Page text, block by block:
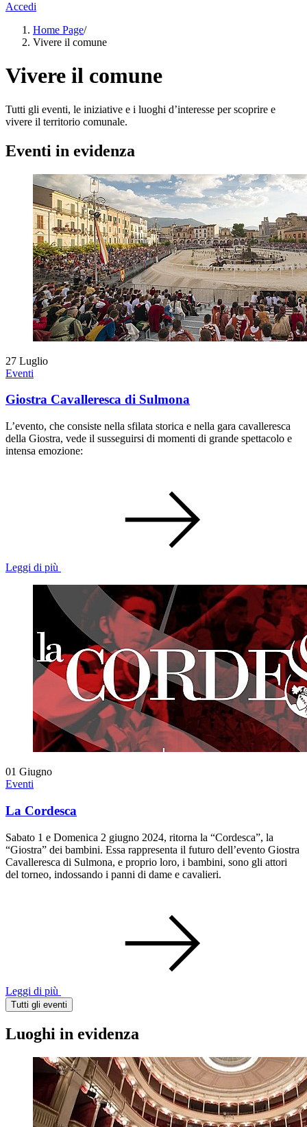
Accedi
Home Page/
Vivere il comune
Vivere il comune
Tutti gli eventi, le iniziative e i luoghi d’interesse per scoprire e
vivere il territorio comunale.
Eventi in evidenza
27 Luglio
Eventi
Giostra Cavalleresca di Sulmona
L’evento, che consiste nella sfilata storica e nella gara cavalleresca
della Giostra, vede il susseguirsi di momenti di grande spettacolo e
intensa emozione:
Leggi di più
01 Giugno
Eventi
La Cordesca
Sabato 1 e Domenica 2 giugno 2024, ritorna la “Cordesca”, la
“Giostra” dei bambini. Essa rappresenta il futuro dell’evento Giostra
Cavalleresca di Sulmona, e proprio loro, i bambini, sono gli attori
del torneo, indossando i panni di dame e cavalieri.
Leggi di più
Tutti gli eventi
Luoghi in evidenza